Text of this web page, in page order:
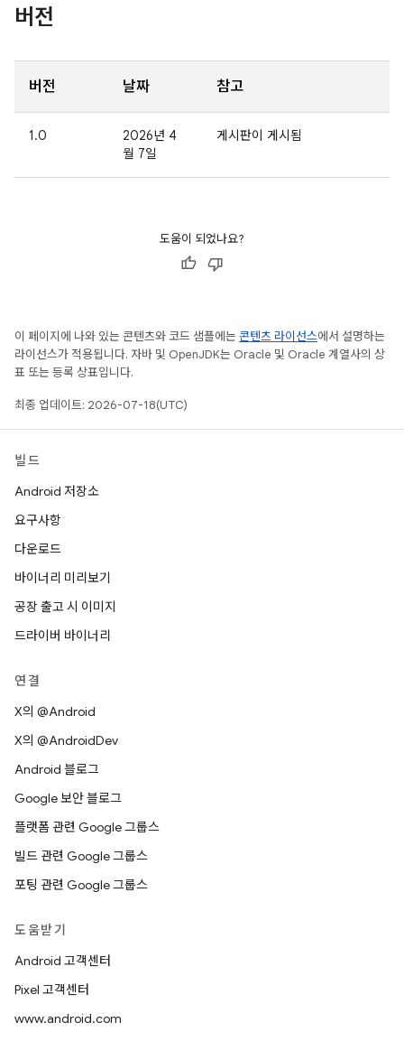
버전
버전 날짜 참고
1.0
2026년 4
월 7일
게시판이 게시됨
도움이 되었나요?
이 페이지에 나와 있는 콘텐츠와 코드 샘플에는 콘텐츠 라이선스에서 설명하는
라이선스가 적용됩니다. 자바 및 OpenJDK는 Oracle 및 Oracle 계열사의 상
표 또는 등록 상표입니다.
최종 업데이트: 2026-07-18(UTC)
빌드
Android 저장소
요구사항
다운로드
바이너리 미리보기
공장 출고 시 이미지
드라이버 바이너리
연결
X의 @Android
X의 @AndroidDev
Android 블로그
Google 보안 블로그
플랫폼 관련 Google 그룹스
빌드 관련 Google 그룹스
포팅 관련 Google 그룹스
도움받기
Android 고객센터
Pixel 고객센터
www.android.com